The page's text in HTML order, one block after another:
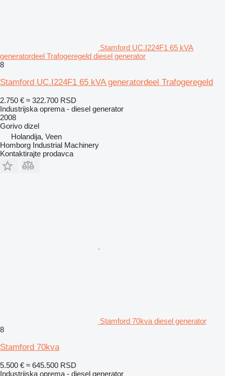
Stamford UC.I224F1 65 kVA
generatordeel Trafogeregeld diesel generator
8
Stamford UC.I224F1 65 kVA generatordeel Trafogeregeld
2.750 € ≈ 322.700 RSD
Industrijska oprema - diesel generator
2008
Gorivo dizel
Holandija, Veen
Homborg Industrial Machinery
Kontaktirajte prodavca
Stamford 70kva diesel generator
8
Stamford 70kva
5.500 € ≈ 645.500 RSD
Industrijska oprema - diesel generator